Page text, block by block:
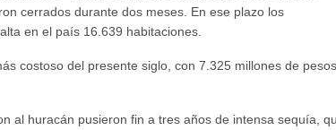
cerrados durante dos meses. En ese plazo los
en el país 16.639 habitaciones.
costoso del presente siglo, con 7.325 millones de pesos
al huracán pusieron fin a tres años de intensa sequía,